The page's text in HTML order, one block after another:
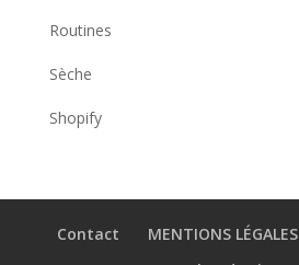
Routines
Sèche
Shopify
Contact MENTIONS LÉGALES